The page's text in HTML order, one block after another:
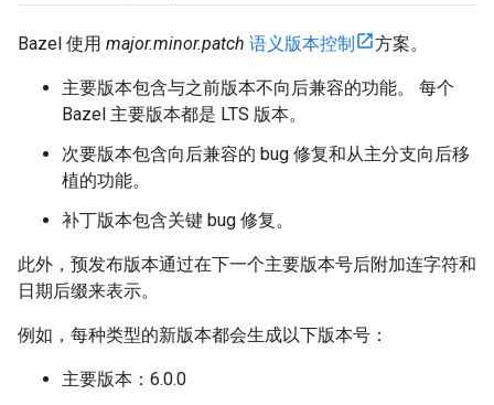
Bazel 使用 major.minor.patch 语义版本控制 方案。
主要版本包含与之前版本不向后兼容的功能。 每个
Bazel 主要版本都是 LTS 版本。
次要版本包含向后兼容的 bug 修复和从主分支向后移
植的功能。
补丁版本包含关键 bug 修复。
此外，预发布版本通过在下一个主要版本号后附加连字符和
日期后缀来表示。
例如，每种类型的新版本都会生成以下版本号：
主要版本：6.0.0